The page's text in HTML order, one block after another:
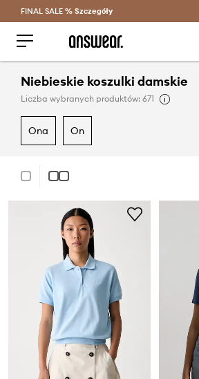
Oszczędzaj z Answear Club >
FINAL SALE % Szczegóły
Niebieskie koszulki damskie
Liczba wybranych produktów: 671
ona on